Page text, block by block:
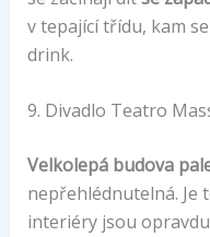
v tepající třídu, kam
drink.
9. Divadlo Teatro
Velkolepá budova
nepřehlédnutelná. Je
interiéry jsou